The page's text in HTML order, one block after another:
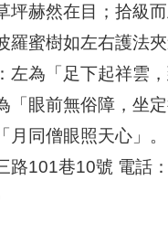
坪赫然在目；拾級
羅蜜樹如左右護法
左為「足下起祥雲
「眼前無俗障，坐
月同僧眼照天心」
路101巷10號 電話：